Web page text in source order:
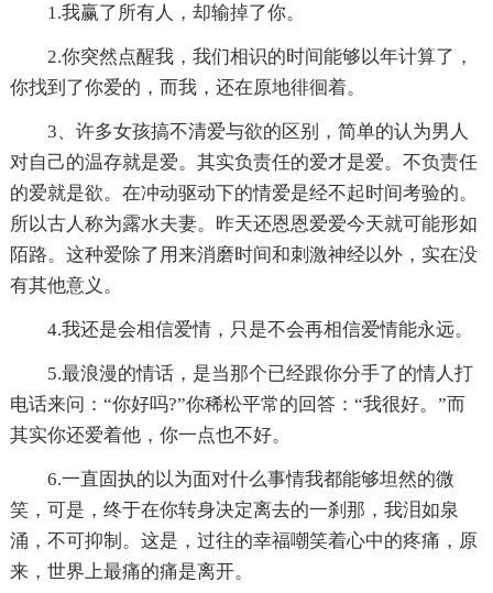
1.我赢了所有人，却输掉了你。
2.你突然点醒我，我们相识的时间能够以年计算了，
你找到了你爱的，而我，还在原地徘徊着。
3、许多女孩搞不清爱与欲的区别，简单的认为男人
对自己的温存就是爱。其实负责任的爱才是爱。不负责任
的爱就是欲。在冲动驱动下的情爱是经不起时间考验的。
所以古人称为露水夫妻。昨天还恩恩爱爱今天就可能形如
陌路。这种爱除了用来消磨时间和刺激神经以外，实在没
有其他意义。
4.我还是会相信爱情，只是不会再相信爱情能永远。
5.最浪漫的情话，是当那个已经跟你分手了的情人打
电话来问：“你好吗?”你稀松平常的回答：“我很好。”而
其实你还爱着他，你一点也不好。
6.一直固执的以为面对什么事情我都能够坦然的微
笑，可是，终于在你转身决定离去的一刹那，我泪如泉
涌，不可抑制。这是，过往的幸福嘲笑着心中的疼痛，原
来，世界上最痛的痛是离开。